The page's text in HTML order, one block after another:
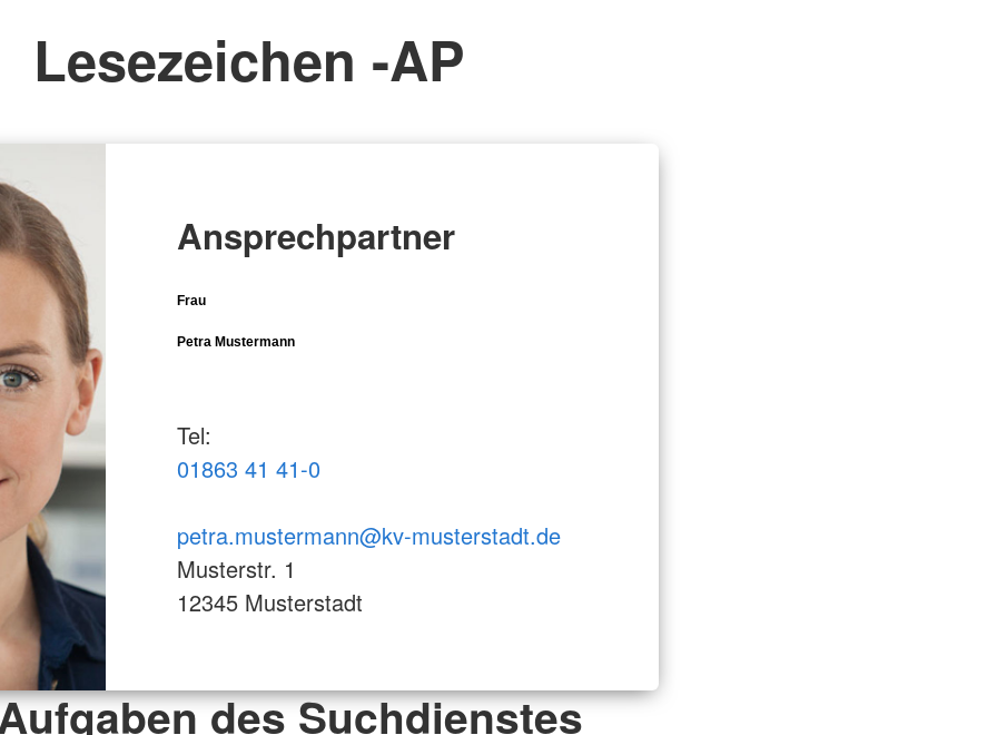
Lesezeichen -AP
Ansprechpartner
Frau
Petra Mustermann
Tel:
01863 41 41-0
petra.mustermann@kv-musterstadt.de
Musterstr. 1
12345 Musterstadt
des Suchdienstes